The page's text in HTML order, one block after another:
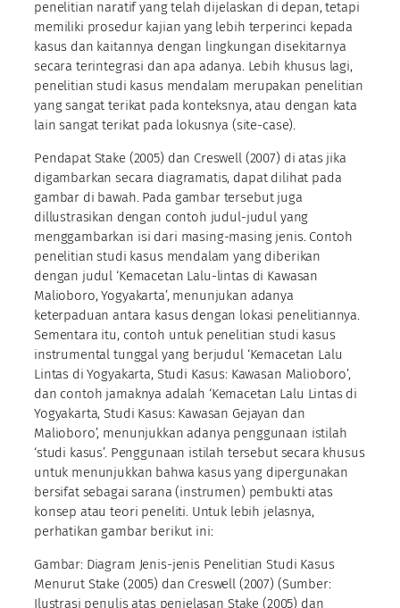
penelitian naratif yang telah dijelaskan di depan, tetapi
memiliki prosedur kajian yang lebih terperinci kepada
kasus dan kaitannya dengan lingkungan disekitarnya
secara terintegrasi dan apa adanya. Lebih khusus lagi,
penelitian studi kasus mendalam merupakan penelitian
yang sangat terikat pada konteksnya, atau dengan kata
lain sangat terikat pada lokusnya (site-case).
Pendapat Stake (2005) dan Creswell (2007) di atas jika
digambarkan secara diagramatis, dapat dilihat pada
gambar di bawah. Pada gambar tersebut juga
dillustrasikan dengan contoh judul-judul yang
menggambarkan isi dari masing-masing jenis. Contoh
penelitian studi kasus mendalam yang diberikan
dengan judul ‘Kemacetan Lalu-lintas di Kawasan
Malioboro, Yogyakarta’, menunjukan adanya
keterpaduan antara kasus dengan lokasi penelitiannya.
Sementara itu, contoh untuk penelitian studi kasus
instrumental tunggal yang berjudul ‘Kemacetan Lalu
Lintas di Yogyakarta, Studi Kasus: Kawasan Malioboro’,
dan contoh jamaknya adalah ‘Kemacetan Lalu Lintas di
Yogyakarta, Studi Kasus: Kawasan Gejayan dan
Malioboro’, menunjukkan adanya penggunaan istilah
‘studi kasus’. Penggunaan istilah tersebut secara khusus
untuk menunjukkan bahwa kasus yang dipergunakan
bersifat sebagai sarana (instrumen) pembukti atas
konsep atau teori peneliti. Untuk lebih jelasnya,
perhatikan gambar berikut ini:
Gambar: Diagram Jenis-jenis Penelitian Studi Kasus
Menurut Stake (2005) dan Creswell (2007) (Sumber:
Ilustrasi penulis atas penjelasan Stake (2005) dan